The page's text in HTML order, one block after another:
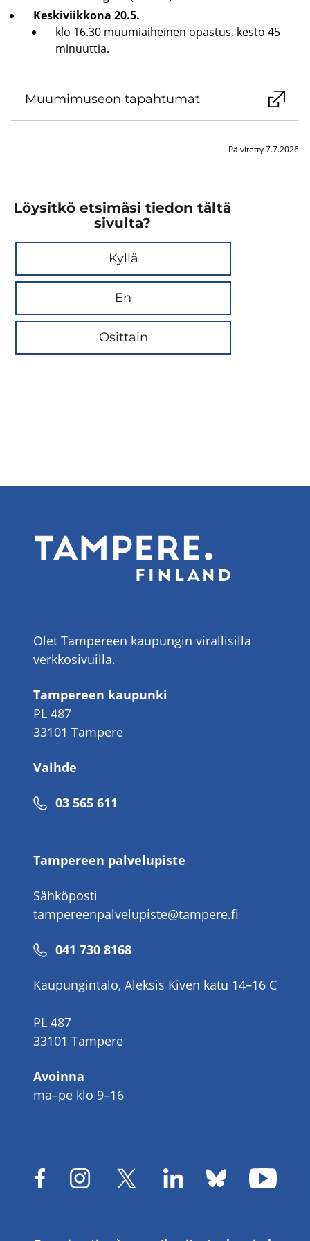
Kes­ki­viik­ko­na 20.5.
klo 16.30 muu­miai­hei­nen opas­tus, kesto 45
mi­nuut­tia.
Muu­mi­museon ta­pah­tu­mat
Päivitetty 7.7.2026
Löysitkö etsimäsi tiedon tältä
sivulta?
Kyllä
En
Osittain
Olet Tampereen kaupungin virallisilla
verkkosivuilla.
Tampereen kaupunki
PL 487
33101 Tampere
Vaihde
Puhelinnumero
03 565 611
Tampereen palvelupiste
Sähköposti
tampereenpalvelupiste@tampere.fi
Puhelinnumero
041 730 8168
Kaupungintalo, Aleksis Kiven katu 14–16 C
PL 487
33101 Tampere
Avoinna
ma–pe klo 9–16